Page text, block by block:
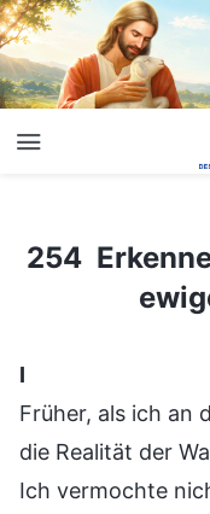
254 Erkenne an, dass
254
Ⅰ
Früher, als ich an
die Realität der
Ich vermochte